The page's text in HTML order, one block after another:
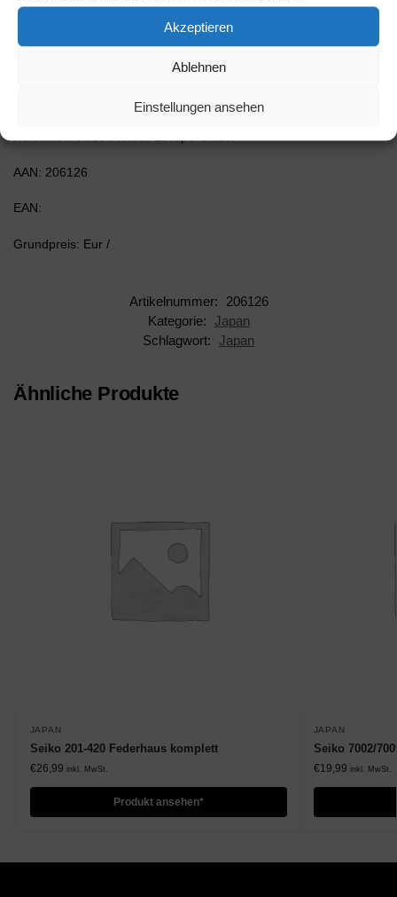
Akzeptieren
Ablehnen
Einstellungen ansehen
Citizen 6139A, Citizen 6150, Citizen 6160, Citizen 6185, Citizen
6210, Citizen 6230, Citizen 6290, Citizen 6300A, Citizen 6320A,
Citizen 6350, Citizen 6355, Citizen 6380, Citizen 6390 E-Block
AAN: 206126
EAN:
Grundpreis: Eur /
Artikelnummer:
206126
Kategorie: Japan
Schlagwort: Japan
Ähnliche Produkte
JAPAN
Seiko 201-420 Federhaus komplett
€26,99 inkl. MwSt.
Produkt ansehen*
JAPAN
Seiko 7002/
€19,99 inkl. MwSt.